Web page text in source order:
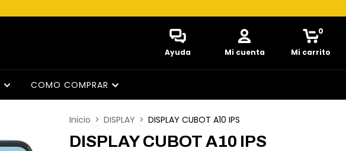
Ayuda Mi cuenta Mi carrito
0
COMO COMPRAR
Inicio > DISPLAY > DISPLAY CUBOT A10 IPS
DISPLAY CUBOT A10 IPS